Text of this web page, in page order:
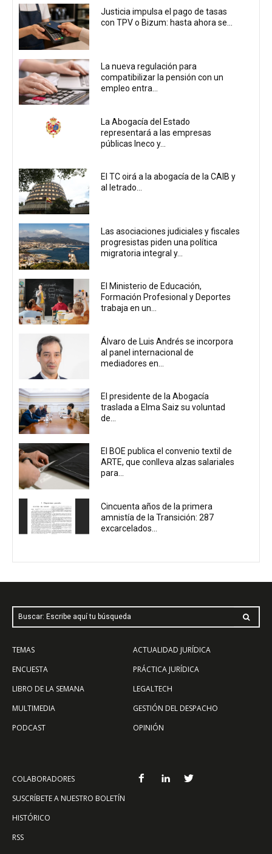
Justicia impulsa el pago de tasas
con TPV o Bizum: hasta ahora se...
La nueva regulación para
compatibilizar la pensión con un
empleo entra...
La Abogacía del Estado
representará a las empresas
públicas Ineco y...
El TC oirá a la abogacía de la CAIB y
al letrado...
Las asociaciones judiciales y fiscales
progresistas piden una política
migratoria integral y...
El Ministerio de Educación,
Formación Profesional y Deportes
trabaja en un...
Álvaro de Luis Andrés se incorpora
al panel internacional de
mediadores en...
El presidente de la Abogacía
traslada a Elma Saiz su voluntad
de...
El BOE publica el convenio textil de
ARTE, que conlleva alzas salariales
para...
Cincuenta años de la primera
amnistía de la Transición: 287
excarcelados...
Buscar: Escribe aquí tu búsqueda
TEMAS
ENCUESTA
LIBRO DE LA SEMANA
MULTIMEDIA
PODCAST
ACTUALIDAD JURÍDICA
PRÁCTICA JURÍDICA
LEGALTECH
GESTIÓN DEL DESPACHO
OPINIÓN
COLABORADORES
SUSCRÍBETE A NUESTRO BOLETÍN
HISTÓRICO
RSS